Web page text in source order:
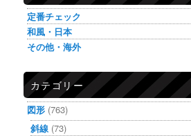
定番チェック
和風・日本
その他・海外
カテゴリー
図形 (763)
斜線 (73)